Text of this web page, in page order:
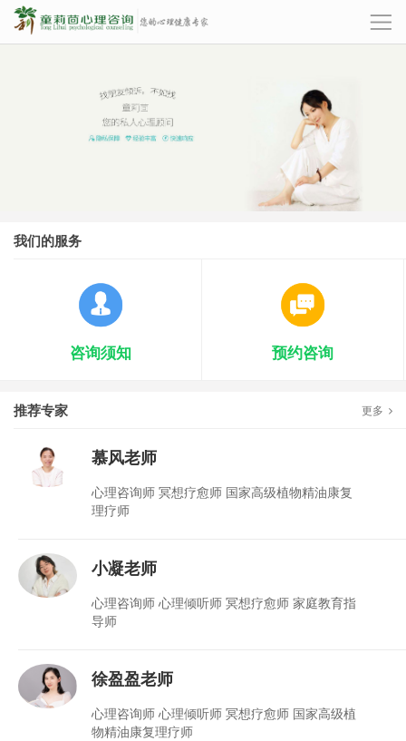
我们的服务
咨询须知 预约咨询
推荐专家
慕风老师
心理咨询师 冥想疗愈师 国家高级植物精油康复
理疗师
小凝老师
心理咨询师 心理倾听师 冥想疗愈师 家庭教育指
导师
徐盈盈老师
心理咨询师 心理倾听师 冥想疗愈师 国家高级植
物精油康复理疗师
更多